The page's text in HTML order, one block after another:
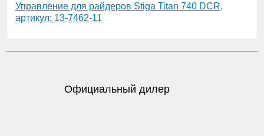
Управление для райдеров Stiga Titan 740 DCR,
артикул: 13-7462-11
Официальный дилер